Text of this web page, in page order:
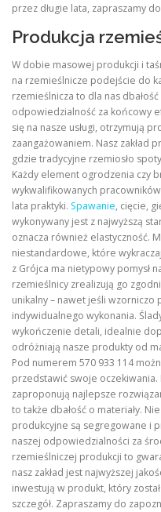
przez długie lata, zapraszamy
Produkcja
W dobie masowej produkcji i
na rzemieślnicze podejście do
rzemieślnicza to dla nas
odpowiedzialność za końcowy
się na nasze usługi, otrzymują
zaangażowaniem. Nasz zakład
gdzie tradycyjne rzemiosło
Każdy element ogrodzenia czy
wykwalifikowanych
lata praktyki. Spawanie, cięcie,
wykonywany jest z najwyższą
oznacza również elastyczność.
niestandardowe, które
z Grójca ma nietypowy pomysł
rzemieślnicy zrealizują go
unikalny – nawet jeśli wzorniczo
indywidualnego wykonania.
wykończenie detali, idealnie
odróżniają nasze produkty od
Pod numerem 570 933 114
przedstawić swoje
zaproponują najlepsze
to także dbałość o materiały.
produkcyjne są segregowane i
naszej odpowiedzialności za
rzemieślniczej produkcji to
nasz zakład jest najwyższej
inwestują w produkt, który
szczegół. Zapraszamy do